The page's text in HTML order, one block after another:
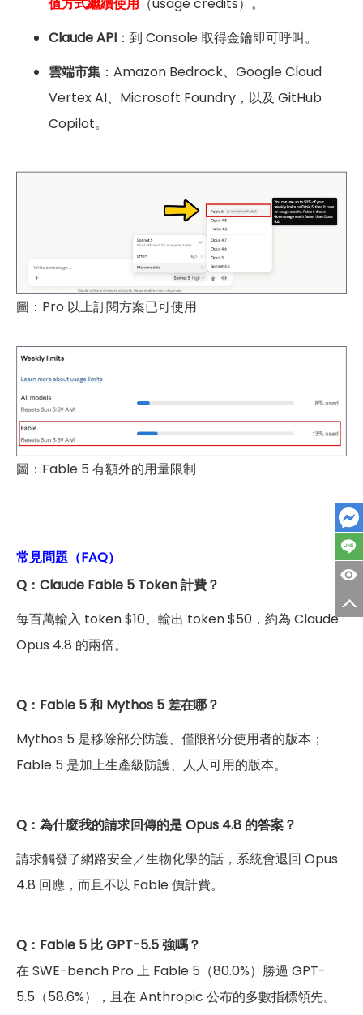
Claude API ：到 Console 取得金鑰即可呼叫。
雲端市集 ：Amazon Bedrock、Google Cloud
Vertex AI、Microsoft Foundry，以及 GitHub
Copilot。
圖：Pro 以上訂閱方案已可使用
圖：Fable 5 有額外的用量限制
常見問題（FAQ）
Q：Claude Fable 5 Token 計費？
每百萬輸入 token $10、輸出 token $50，約為 Claude
Opus 4.8 的兩倍。
Q：Fable 5 和 Mythos 5 差在哪？
Mythos 5 是移除部分防護、僅限部分使用者的版本；
Fable 5 是加上生產級防護、人人可用的版本。
Q：為什麼我的請求回傳的是 Opus 4.8 的答案？
請求觸發了網路安全／生物化學的話，系統會退回 Opus
4.8 回應，而且不以 Fable 價計費。
Q：Fable 5 比 GPT-5.5 強嗎？
在 SWE-bench Pro 上 Fable 5（80.0%）勝過 GPT-
5.5（58.6%），且在 Anthropic 公布的多數指標領先。